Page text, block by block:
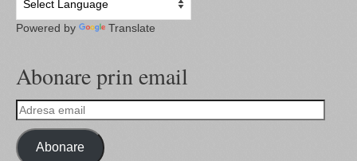
Powered by Translate
Abonare prin email
Adresa
email
Abonare